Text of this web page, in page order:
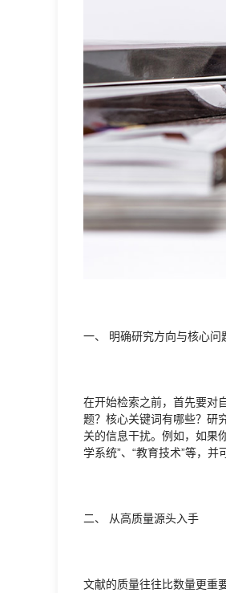
一、 明确研究方向与核心问
在开始检索之前，首先要对
题？核心关键词有哪些？研
关的信息干扰。例如，如果
学系统”、“教育技术”等，并
二、 从高质量源头入手
文献的质量往往比数量更重